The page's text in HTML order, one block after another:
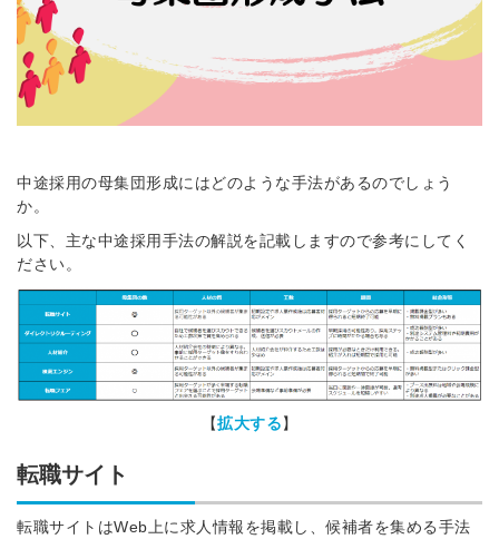
中途採用の母集団形成にはどのような手法があるのでしょう
か。
以下、主な中途採用手法の解説を記載しますので参考にしてく
ださい。
【拡大する】
転職サイト
転職サイトはWeb上に求人情報を掲載し、候補者を集める手法